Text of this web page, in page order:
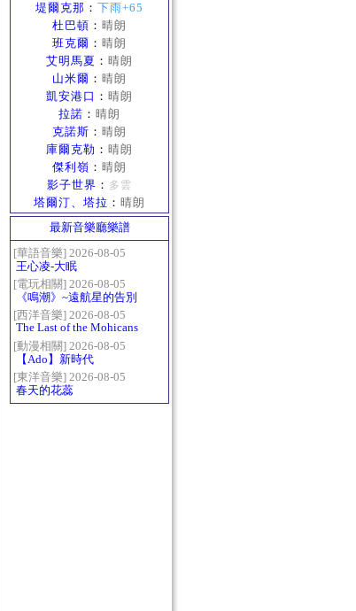
堤爾克那 ： 下雨+65
杜巴頓 ： 晴朗
班克爾 ： 晴朗
艾明馬夏 ： 晴朗
山米爾 ： 晴朗
凱安港口 ： 晴朗
拉諾 ： 晴朗
克諾斯 ： 晴朗
庫爾克勒 ： 晴朗
傑利嶺 ： 晴朗
影子世界 ： 多雲
塔爾汀、塔拉 ： 晴朗
最新音樂廳樂譜
[華語音樂] 2026-08-05
王心凌-大眠
[電玩相關] 2026-08-05
《鳴潮》~遠航星的告別
[西洋音樂] 2026-08-05
The Last of the Mohicans
最後的莫西乾人
[動漫相關] 2026-08-05
【Ado】新時代
[東洋音樂] 2026-08-05
春天的花蕊